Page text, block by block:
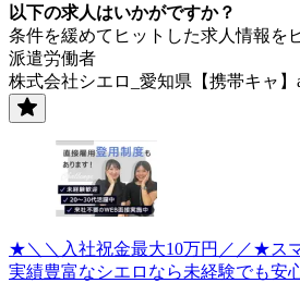
以下の求人はいかがですか？
条件を緩めてヒットした求人情報を
派遣労働者
株式会社シエロ_愛知県【携帯キャ
★＼＼入社祝金最大10万円／／★ス
実績豊富なシエロなら未経験でも安